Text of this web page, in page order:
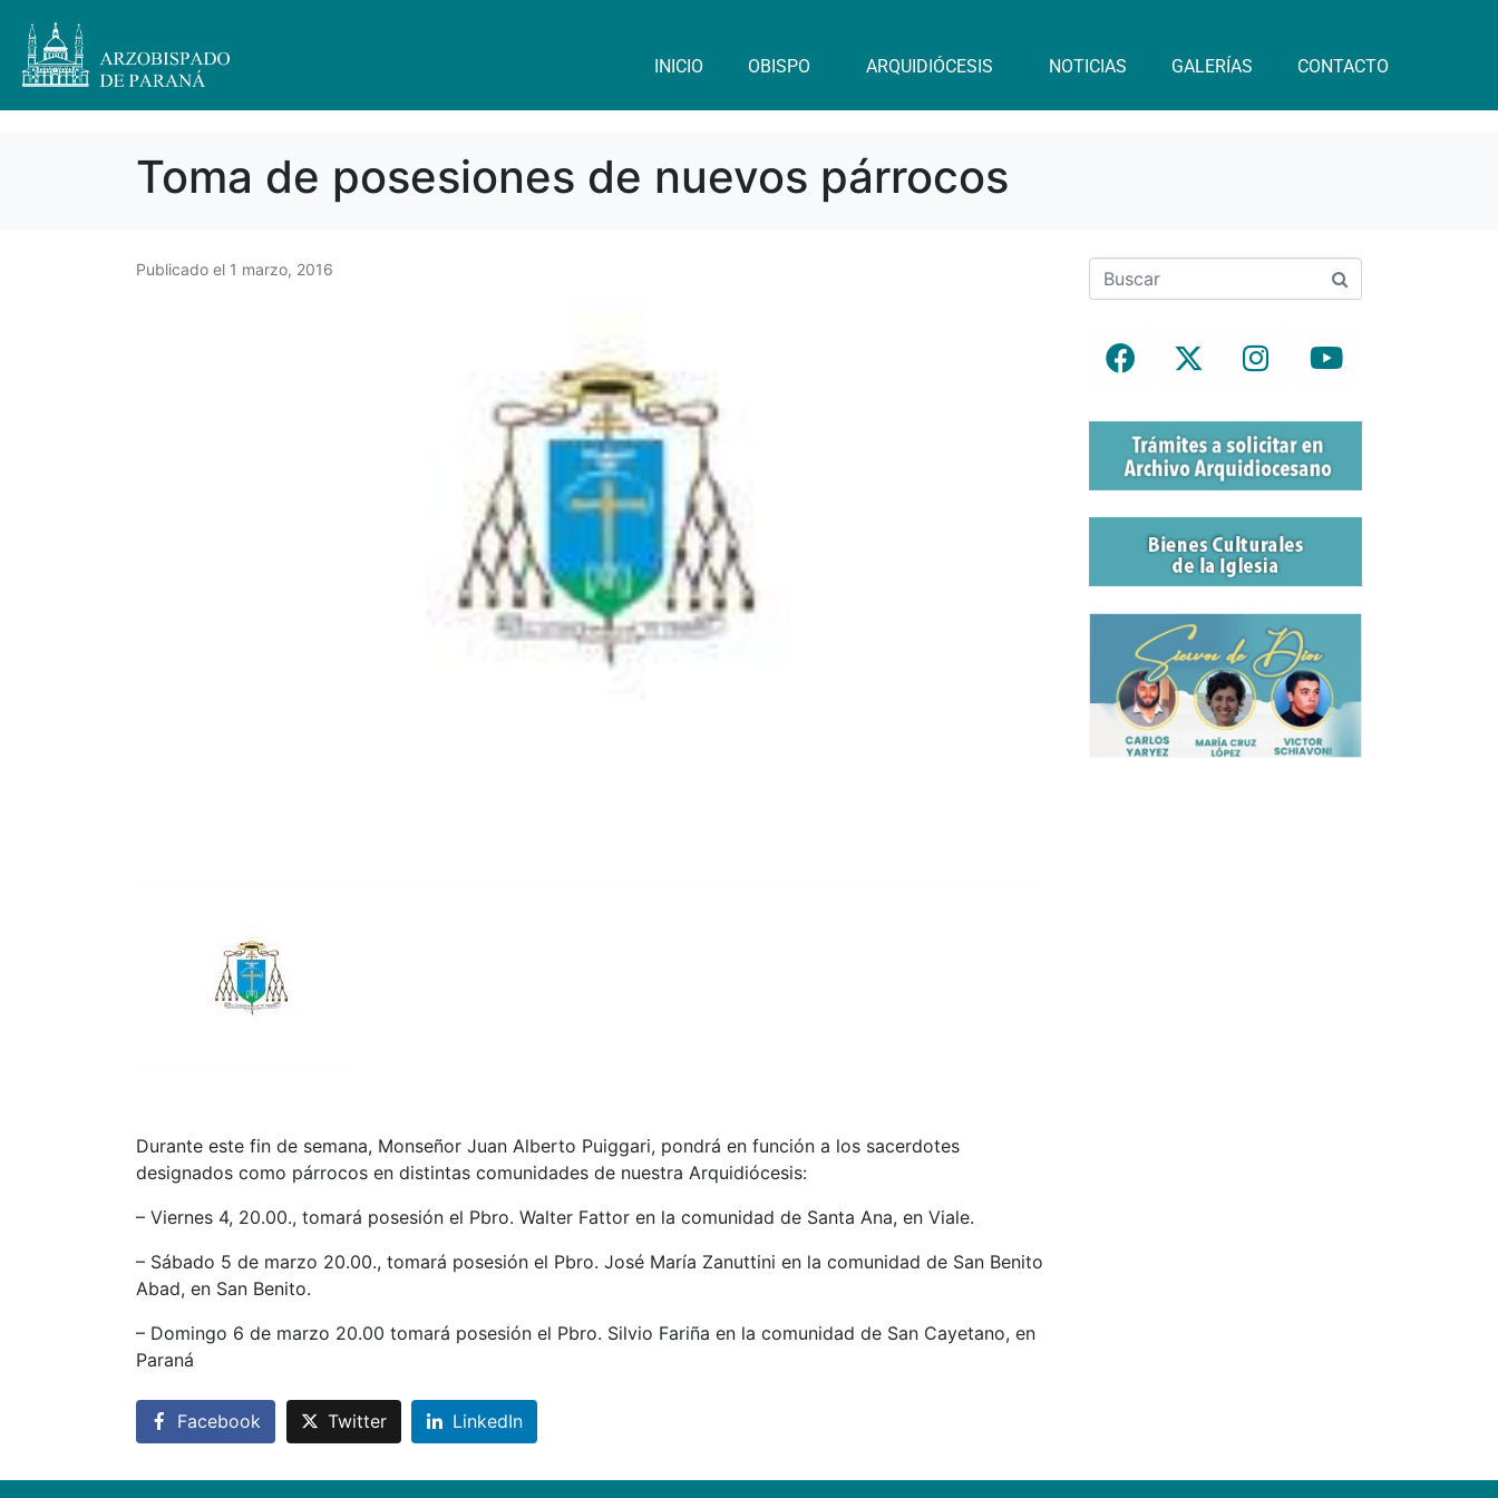
INICIO OBISPO ARQUIDIÓCESIS NOTICIAS GALERÍAS CONTACTO
Toma de posesiones de nuevos párrocos
Publicado el 1 marzo, 2016
Durante este fin de semana, Monseñor Juan Alberto Puiggari, pondrá en función a los sacerdotes
designados como párrocos en distintas comunidades de nuestra Arquidiócesis:
– Viernes 4, 20.00., tomará posesión el Pbro. Walter Fattor en la comunidad de Santa Ana, en Viale.
– Sábado 5 de marzo 20.00., tomará posesión el Pbro. José María Zanuttini en la comunidad de San Benito
Abad, en San Benito.
– Domingo 6 de marzo 20.00 tomará posesión el Pbro. Silvio Fariña en la comunidad de San Cayetano, en
Paraná
Facebook Twitter LinkedIn